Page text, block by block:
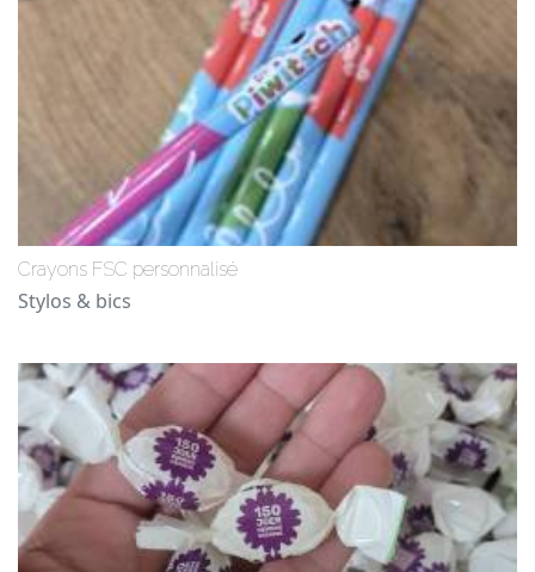
Crayons FSC personnalisé
Stylos & bics